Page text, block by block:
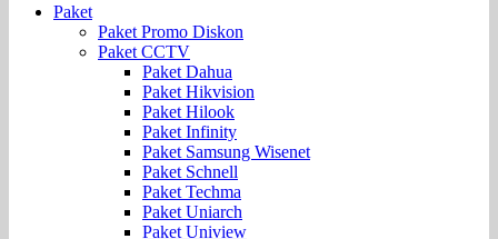
Paket
Paket Promo Diskon
Paket CCTV
Paket Dahua
Paket Hikvision
Paket Hilook
Paket Infinity
Paket Samsung Wisenet
Paket Schnell
Paket Techma
Paket Uniarch
Paket Uniview